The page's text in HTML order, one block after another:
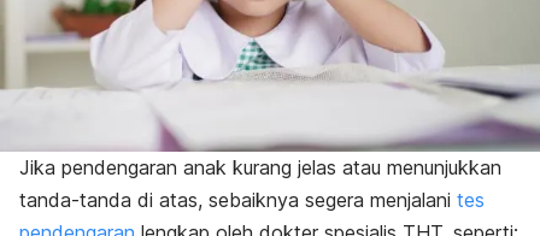
Jika pendengaran anak kurang jelas atau menunjukkan
tanda-tanda di atas, sebaiknya segera menjalani tes